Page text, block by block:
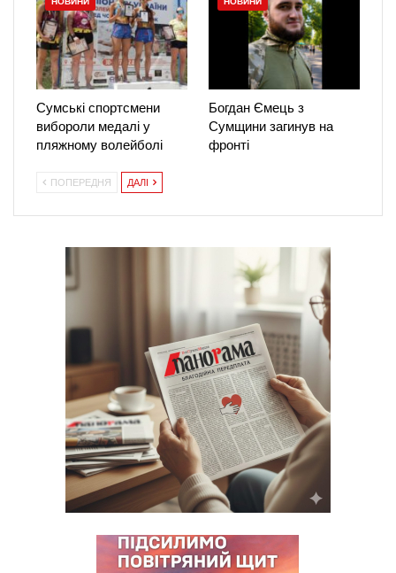
Сумські спортсмени
вибороли медалі у
пляжному волейболі
Богдан Ємець з
Сумщини загинув на
фронті
ПОПЕРЕДНЯ ДАЛІ